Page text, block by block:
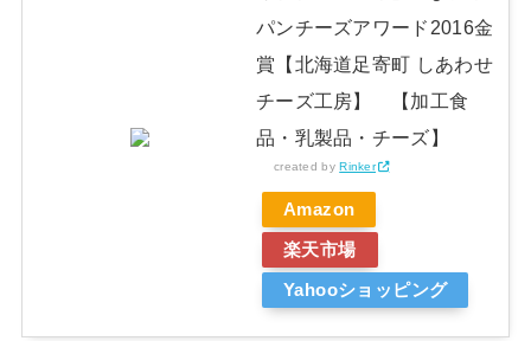
パンチーズアワード2016金
賞【北海道足寄町 しあわせ
チーズ工房】 【加工食
品・乳製品・チーズ】
created byRinker
Amazon
楽天市場
Yahooショッピング